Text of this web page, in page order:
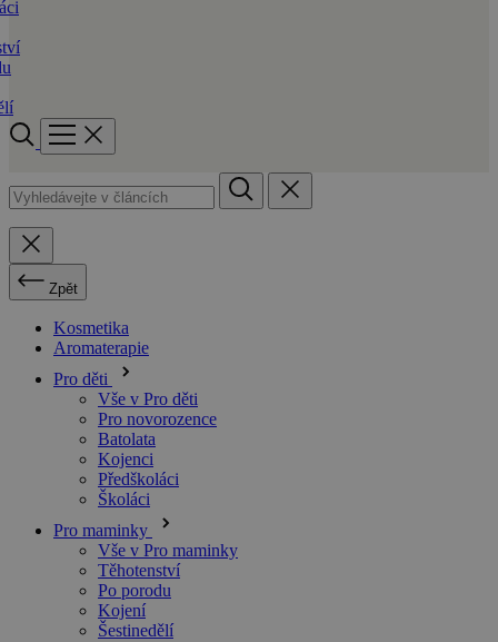
Zpět
Kosmetika
Aromaterapie
Pro děti
Vše v Pro děti
Pro novorozence
Batolata
Kojenci
Předškoláci
Školáci
Pro maminky
Vše v Pro maminky
Těhotenství
Po porodu
Kojení
Šestinedělí